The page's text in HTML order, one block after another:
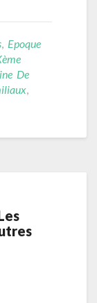
Epoque
De